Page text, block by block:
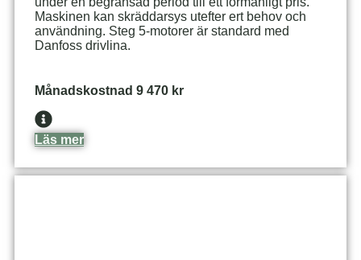
Maskinen kan skräddarsys utefter ert behov och
användning. Steg 5-motorer är standard med
Danfoss drivlina.
Månadskostnad 9 470 kr
Läs mer